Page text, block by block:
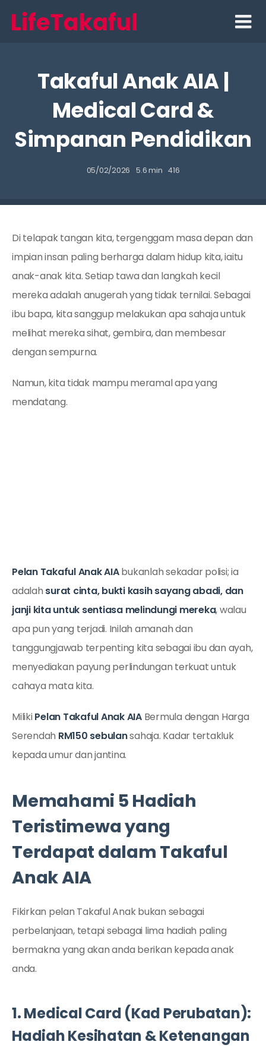
Takaful Anak AIA |
Medical Card &
Simpanan Pendidikan
05/02/2026 5.6 min 416
Di telapak tangan kita, tergenggam masa depan dan
impian insan paling berharga dalam hidup kita, iaitu
anak-anak kita. Setiap tawa dan langkah kecil
mereka adalah anugerah yang tidak ternilai. Sebagai
ibu bapa, kita sanggup melakukan apa sahaja untuk
melihat mereka sihat, gembira, dan membesar
dengan sempurna.
Namun, kita tidak mampu meramal apa yang
mendatang.
Pelan Takaful Anak AIAbukanlah sekadar polisi; ia
adalah surat cinta, bukti kasih sayang abadi, dan
janji kita untuk sentiasa melindungi mereka, walau
apa pun yang terjadi. Inilah amanah dan
tanggungjawab terpenting kita sebagai ibu dan ayah,
menyediakan payung perlindungan terkuat untuk
cahaya mata kita.
MilikiPelan Takaful Anak AIABermula dengan Harga
Serendah RM150 sebulansahaja. Kadar tertakluk
kepada umur dan jantina.
Memahami 5 Hadiah
Teristimewa yang
Terdapat dalam Takaful
Anak AIA
Fikirkan pelan Takaful Anak bukan sebagai
perbelanjaan, tetapi sebagai lima hadiah paling
bermakna yang akan anda berikan kepada anak
anda.
1. Medical Card (Kad Perubatan):
Hadiah Kesihatan & Ketenangan